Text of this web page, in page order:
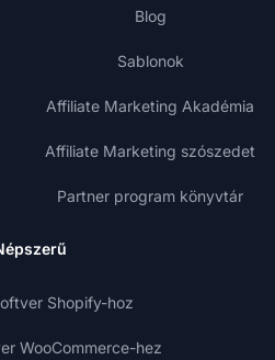
Blog
Sablonok
Affiliate Marketing Akadémia
Affiliate Marketing szószedet
Partner program könyvtár
Shopify-hoz
WooCommerce-hez